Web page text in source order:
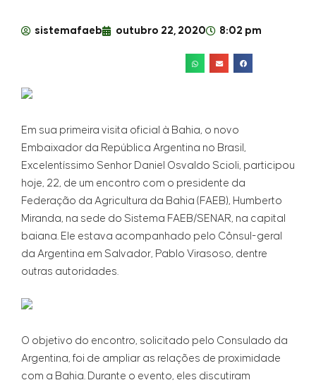
sistemafaeb outubro 22, 2020 8:02 pm
Em sua primeira visita oficial à Bahia, o novo
Embaixador da República Argentina no Brasil,
Excelentíssimo Senhor Daniel Osvaldo Scioli, participou
hoje, 22, de um encontro com o presidente da
Federação da Agricultura da Bahia (FAEB), Humberto
Miranda, na sede do Sistema FAEB/SENAR, na capital
baiana. Ele estava acompanhado pelo Cônsul-geral
da Argentina em Salvador, Pablo Virasoso, dentre
outras autoridades.
O objetivo do encontro, solicitado pelo Consulado da
Argentina, foi de ampliar as relações de proximidade
com a Bahia. Durante o evento, eles discutiram